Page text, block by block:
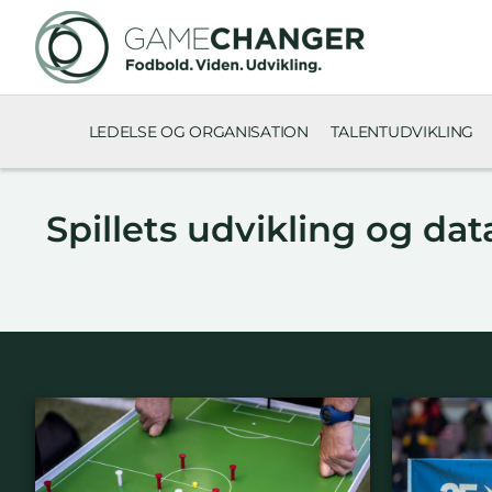
LEDELSE OG ORGANISATION TALENTUDVIKLING
Spillets udvikling og